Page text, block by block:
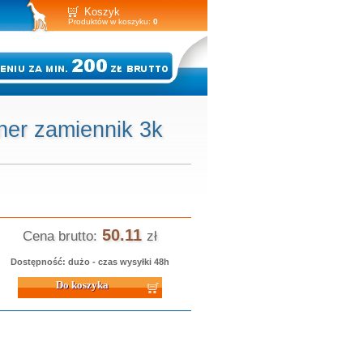
Koszyk
Produktów w koszyku: 0
zamiennik 3k
Cena brutto: 50.11 zł
Dostępność: dużo - czas wysyłki 48h
koszyka